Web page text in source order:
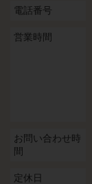
電話番号
営業時間
お問い合わせ時
間
定休日